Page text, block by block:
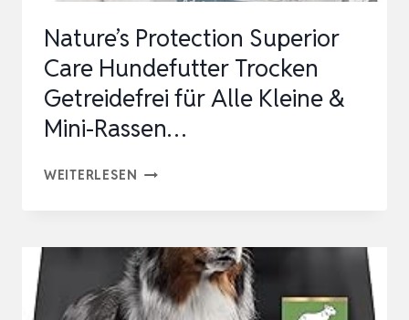
Nature’s Protection Superior
Care Hundefutter Trocken
Getreidefrei für Alle Kleine &
Mini-Rassen…
WEITERLESEN NATURE’S
CARE
HUNDEFUTTER
TROCKEN